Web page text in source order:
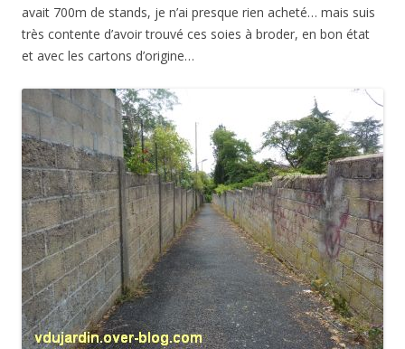
avait 700m de stands, je n’ai presque rien acheté… mais suis
très contente d’avoir trouvé ces soies à broder, en bon état
et avec les cartons d’origine…